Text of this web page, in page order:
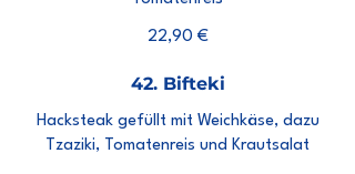
22,90 €
42. Bifteki
Hacksteak gefüllt mit Weichkäse, dazu
Tzaziki, Tomatenreis und Krautsalat